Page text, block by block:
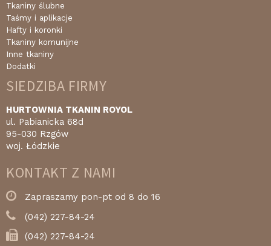
Tkaniny ślubne
Taśmy i aplikacje
Hafty i koronki
Tkaniny komunijne
Inne tkaniny
Dodatki
SIEDZIBA FIRMY
HURTOWNIA TKANIN ROYOL
ul. Pabianicka 68d
95-030 Rzgów
woj. Łódzkie
KONTAKT Z NAMI
Zapraszamy pon-pt od 8 do 16
(042) 227-84-24
(042) 227-84-24